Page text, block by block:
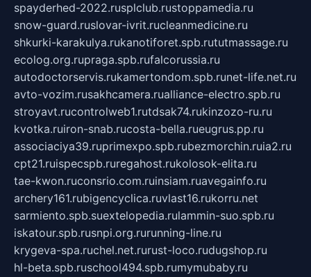
spayderhed-2022.rusplclub.rustoppamedia.ru
snow-guard.ruslovar-ivrit.rucleanmedicine.ru
shkurki-karakulya.rukanotiforet.spb.rututmassage.ru
ecolog.org.rupraga.spb.rufalcorussia.ru
autodoctorservis.rukamertondom.spb.runet-life.net.ru
avto-vozim.rusakhcamera.rualliance-electro.spb.ru
stroyavt.rucontrolweb1.rutdsak74.rukinzozo-ru.ru
kvotka.ruiron-snab.rucosta-bella.rueugrus.pp.ru
associaciya39.ruprimexpo.spb.rubezmorchin.ruia2.ru
cpt21.ruispecspb.ruregahost.rukolosok-elita.ru
tae-kwon.ruconsrio.com.ruinsiam.ruavegainfo.ru
archery161.rubigencyclica.ruvlast16.rukorru.net
sarmiento.spb.suextelopedia.rulammin-suo.spb.ru
iskatour.spb.rusnpi.org.rurunning-line.ru
krygeva-spa.ruchel.net.rurust-loco.rudugshop.ru
hl-beta.spb.ruschool494.spb.rumymubaby.ru